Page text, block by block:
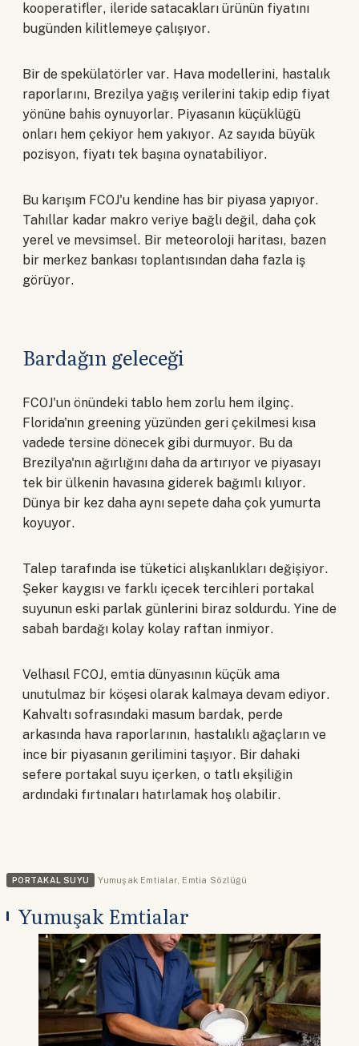
kooperatifler, ileride satacakları ürünün fiyatını
bugünden kilitlemeye çalışıyor.
Bir de spekülatörler var. Hava modellerini, hastalık
raporlarını, Brezilya yağış verilerini takip edip fiyat
yönüne bahis oynuyorlar. Piyasanın küçüklüğü
onları hem çekiyor hem yakıyor. Az sayıda büyük
pozisyon, fiyatı tek başına oynatabiliyor.
Bu karışım FCOJ'u kendine has bir piyasa yapıyor.
Tahıllar kadar makro veriye bağlı değil, daha çok
yerel ve mevsimsel. Bir meteoroloji haritası, bazen
bir merkez bankası toplantısından daha fazla iş
görüyor.
Bardağın geleceği
FCOJ'un önündeki tablo hem zorlu hem ilginç.
Florida'nın greening yüzünden geri çekilmesi kısa
vadede tersine dönecek gibi durmuyor. Bu da
Brezilya'nın ağırlığını daha da artırıyor ve piyasayı
tek bir ülkenin havasına giderek bağımlı kılıyor.
Dünya bir kez daha aynı sepete daha çok yumurta
koyuyor.
Talep tarafında ise tüketici alışkanlıkları değişiyor.
Şeker kaygısı ve farklı içecek tercihleri portakal
suyunun eski parlak günlerini biraz soldurdu. Yine de
sabah bardağı kolay kolay raftan inmiyor.
Velhasıl FCOJ, emtia dünyasının küçük ama
unutulmaz bir köşesi olarak kalmaya devam ediyor.
Kahvaltı sofrasındaki masum bardak, perde
arkasında hava raporlarının, hastalıklı ağaçların ve
ince bir piyasanın gerilimini taşıyor. Bir dahaki
sefere portakal suyu içerken, o tatlı ekşiliğin
ardındaki fırtınaları hatırlamak hoş olabilir.
PORTAKAL SUYU Yumuşak Emtialar, Emtia Sözlüğü
Yumuşak Emtialar